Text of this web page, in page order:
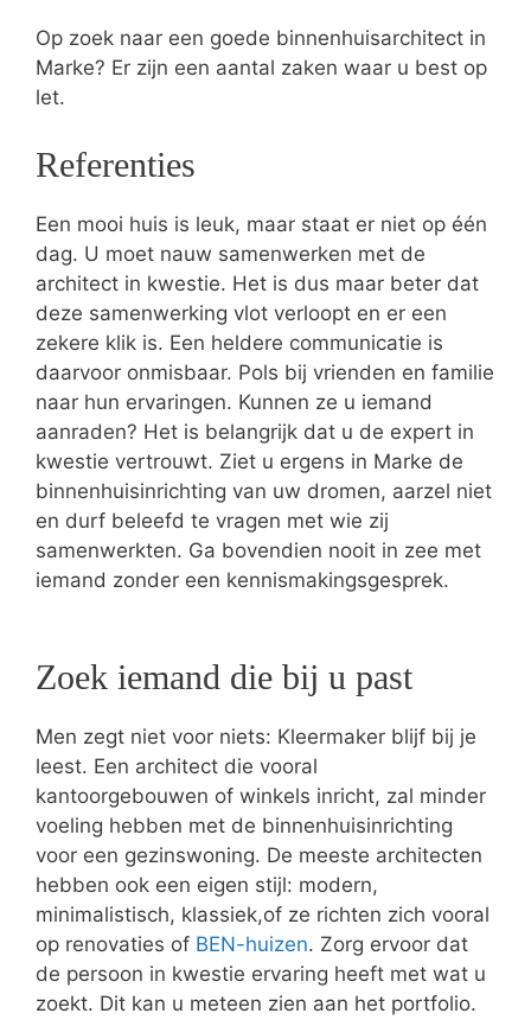
Op zoek naar een goede binnenhuisarchitect in
Marke? Er zijn een aantal zaken waar u best op
let.
Referenties
Een mooi huis is leuk, maar staat er niet op één
dag. U moet nauw samenwerken met de
architect in kwestie. Het is dus maar beter dat
deze samenwerking vlot verloopt en er een
zekere klik is. Een heldere communicatie is
daarvoor onmisbaar. Pols bij vrienden en familie
naar hun ervaringen. Kunnen ze u iemand
aanraden? Het is belangrijk dat u de expert in
kwestie vertrouwt. Ziet u ergens in Marke de
binnenhuisinrichting van uw dromen, aarzel niet
en durf beleefd te vragen met wie zij
samenwerkten. Ga bovendien nooit in zee met
iemand zonder een kennismakingsgesprek.
Zoek iemand die bij u past
Men zegt niet voor niets: Kleermaker blijf bij je
leest. Een architect die vooral
kantoorgebouwen of winkels inricht, zal minder
voeling hebben met de binnenhuisinrichting
voor een gezinswoning. De meeste architecten
hebben ook een eigen stijl: modern,
minimalistisch, klassiek,of ze richten zich vooral
op renovaties of BEN-huizen. Zorg ervoor dat
de persoon in kwestie ervaring heeft met wat u
zoekt. Dit kan u meteen zien aan het portfolio.